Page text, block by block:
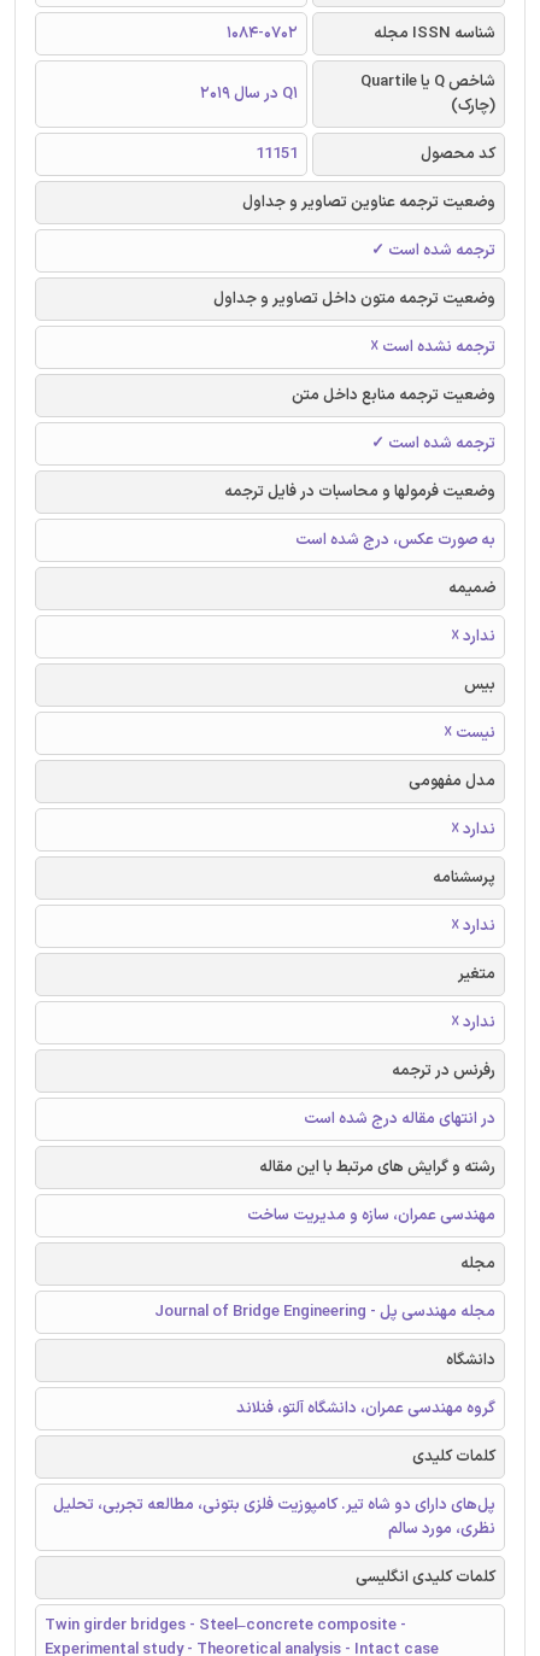
شناسه ISSN مجله
1084-0702
شاخص Q یا Quartile
(چارک)
Q1 در سال 2019
کد محصول
11151
وضعیت ترجمه عناوین تصاویر و جداول
ترجمه شده است ✓
وضعیت ترجمه متون داخل تصاویر و جداول
ترجمه نشده است ☓
وضعیت ترجمه منابع داخل متن
ترجمه شده است ✓
وضعیت فرمولها و محاسبات در فایل ترجمه
به صورت عکس، درج شده است
ضمیمه
ندارد ☓
بیس
نیست ☓
مدل مفهومی
ندارد ☓
پرسشنامه
ندارد ☓
متغیر
ندارد ☓
رفرنس در ترجمه
در انتهای مقاله درج شده است
رشته و گرایش های مرتبط با این مقاله
مهندسی عمران، سازه و مدیریت ساخت
مجله
مجله مهندسی پل - Journal of Bridge Engineering
دانشگاه
گروه مهندسی عمران، دانشگاه آلتو، فنلاند
کلمات کلیدی
پل‌های دارای دو شاه تیر. کامپوزیت فلزی بتونی، مطالعه تجربی، تحلیل
نظری، مورد سالم
کلمات کلیدی انگلیسی
Twin girder bridges - Steel–concrete composite -
Experimental study - Theoretical analysis - Intact case